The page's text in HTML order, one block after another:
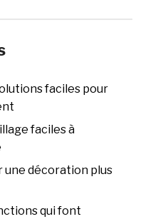
faciles pour
faciles à
une décoration plus
qui font